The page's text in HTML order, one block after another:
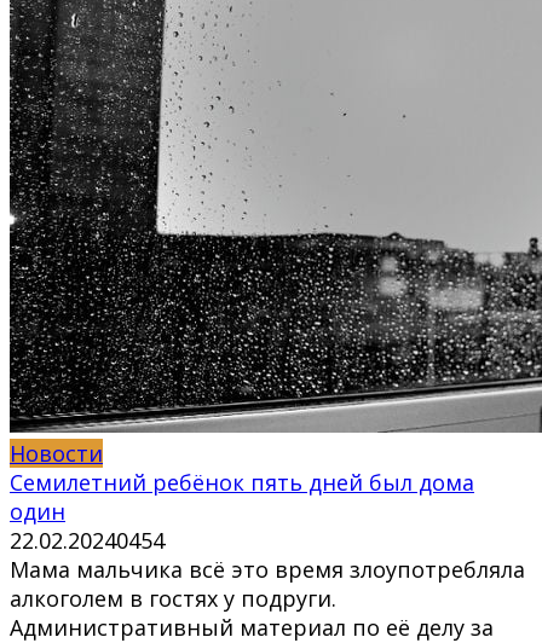
Новости
Семилетний ребёнок пять дней был дома
один
22.02.20240454
Мама мальчика всё это время злоупотребляла
алкоголем в гостях у подруги.
Административный материал по её делу за